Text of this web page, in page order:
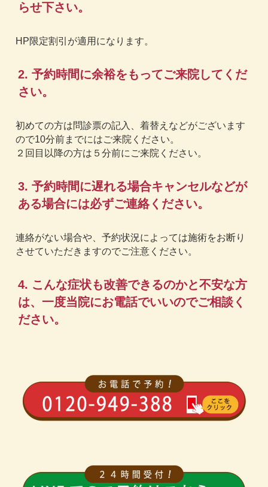
らせ下さい。
HP限定割引が適用になります。
2. 予約時間に余裕をもってご来院してくだ
さい。
初めての方は問診票の記入、着替えなどがございます
ので10分前までにはご来院ください。
２回目以降の方は５分前にご来院ください。
3. 予約時間に遅れる場合キャンセルなどが
ある場合には必ずご連絡ください。
連絡がない場合や、予約状況によっては施術をお断り
させていただきますのでご注意ください。
4. こんな症状も改善できるのかと不安な方
は、一度当院にお電話でいいのでご相談く
ださい。